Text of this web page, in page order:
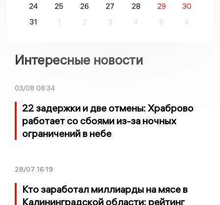
24
25 26 27 28 29
30
31
1 2 3 4 5 6
Интересные новости
03/08 08:34
22 задержки и две отмены: Храброво
работает со сбоями из-за ночных
ограничений в небе
28/07 16:19
Кто заработал миллиарды на мясе в
Калининградской области: рейтинг